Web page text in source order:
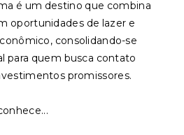
é um destino que combina
oportunidades de lazer e
consolidando-se
para quem busca contato
promissores.